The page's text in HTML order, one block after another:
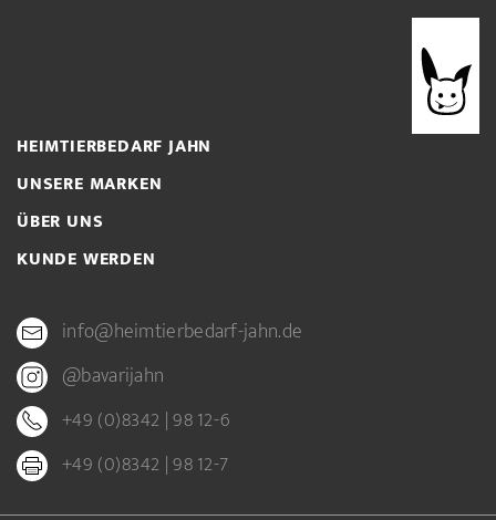
HEIMTIERBEDARF JAHN
UNSERE MARKEN
ÜBER UNS
KUNDE WERDEN
info@heimtierbedarf-jahn.de
@bavarijahn
+49 (0)8342 | 98 12-6
+49 (0)8342 | 98 12-7